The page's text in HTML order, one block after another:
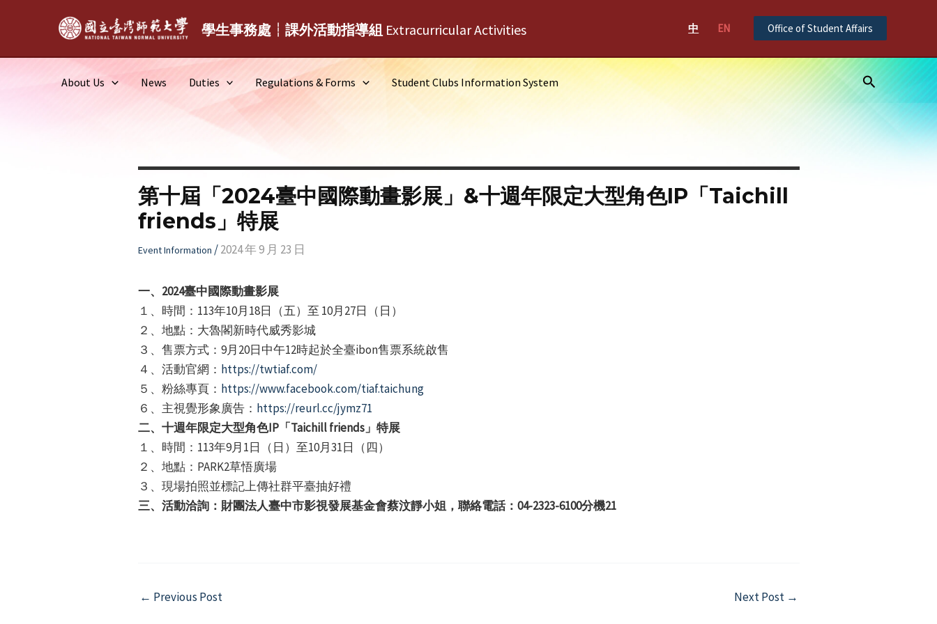
學生事務處┆課外活動指導組 Extracurricular Activities 中 EN Office of Student Affairs
About Us News Duties Regulations & Forms Student Clubs Information System Search
第十屆「2024臺中國際動畫影展」&十週年限定大型角色IP「Taichill
friends」特展
Event Information /2024 年 9 月 23 日
一、2024臺中國際動畫影展
１、時間：113年10月18日（五）至 10月27日（日）
２、地點：大魯閣新時代威秀影城
３、售票方式：9月20日中午12時起於全臺ibon售票系統啟售
４、活動官網： https://twtiaf.com/
５、粉絲專頁： https://www.facebook.com/tiaf.taichung
６、主視覺形象廣告： https://reurl.cc/jymz71
二、十週年限定大型角色IP「Taichill friends」特展
１、時間：113年9月1日（日）至10月31日（四）
２、地點：PARK2草悟廣場
３、現場拍照並標記上傳社群平臺抽好禮
三、活動洽詢：財團法人臺中市影視發展基金會蔡汶靜小姐，聯絡電話：04-2323-6100分機21
Post
← Previous Post Next Post →